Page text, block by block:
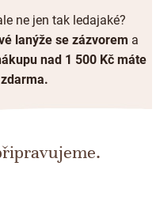
ne jen tak ledajaké?
lanýže se zázvorem a
nad 1 500 Kč máte